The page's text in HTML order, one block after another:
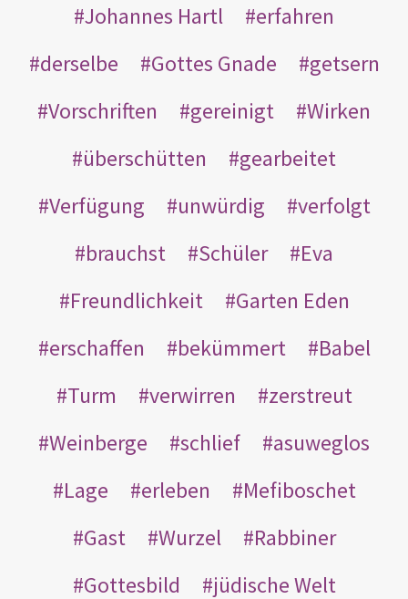
Johannes Hartl
erfahren
derselbe
Gottes Gnade
getsern
Vorschriften
gereinigt
Wirken
überschütten
gearbeitet
Verfügung
unwürdig
verfolgt
brauchst
Schüler
Eva
Freundlichkeit
Garten Eden
erschaffen
bekümmert
Babel
Turm
verwirren
zerstreut
Weinberge
schlief
asuweglos
Lage
erleben
Mefiboschet
Gast
Wurzel
Rabbiner
Gottesbild
jüdische Welt